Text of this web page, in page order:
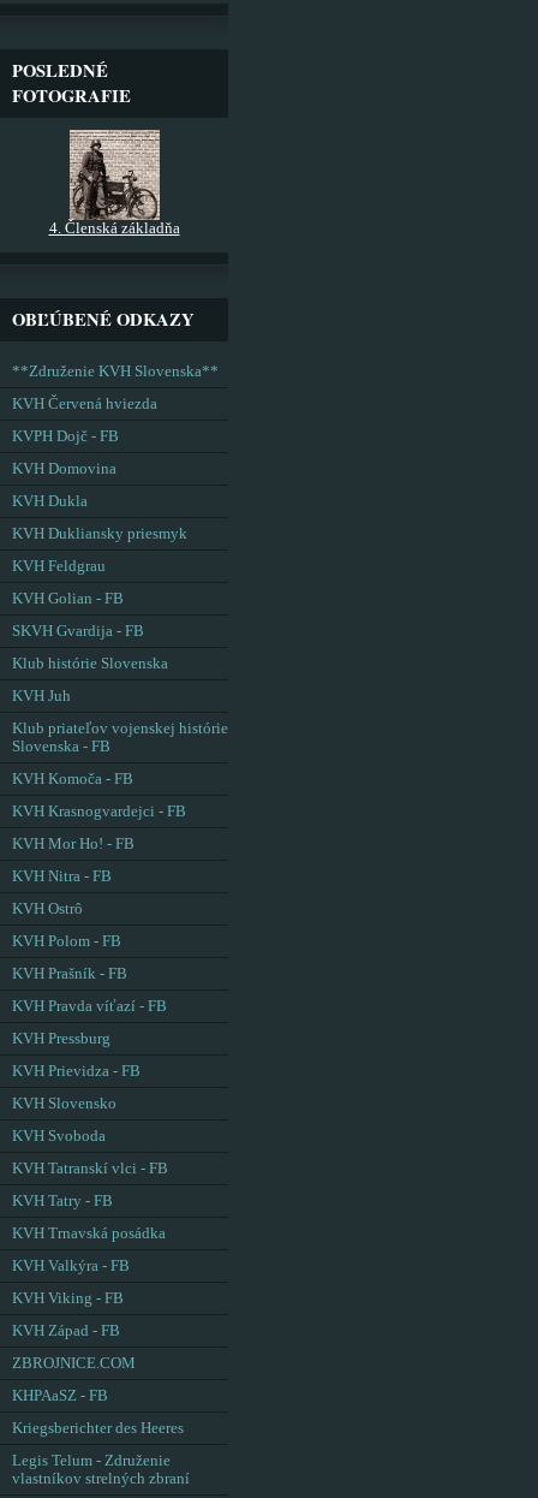
POSLEDNÉ
FOTOGRAFIE
4. Členská základňa
OBĽÚBENÉ ODKAZY
**Združenie KVH Slovenska**
KVH Červená hviezda
KVPH Dojč - FB
KVH Domovina
KVH Dukla
KVH Dukliansky priesmyk
KVH Feldgrau
KVH Golian - FB
SKVH Gvardija - FB
Klub histórie Slovenska
KVH Juh
Klub priateľov vojenskej histórie
Slovenska - FB
KVH Komoča - FB
KVH Krasnogvardejci - FB
KVH Mor Ho! - FB
KVH Nitra - FB
KVH Ostrô
KVH Polom - FB
KVH Prašník - FB
KVH Pravda víťazí - FB
KVH Pressburg
KVH Prievidza - FB
KVH Slovensko
KVH Svoboda
KVH Tatranskí vlci - FB
KVH Tatry - FB
KVH Trnavská posádka
KVH Valkýra - FB
KVH Viking - FB
KVH Západ - FB
ZBROJNICE.COM
KHPAaSZ - FB
Kriegsberichter des Heeres
Legis Telum - Združenie
vlastníkov strelných zbraní